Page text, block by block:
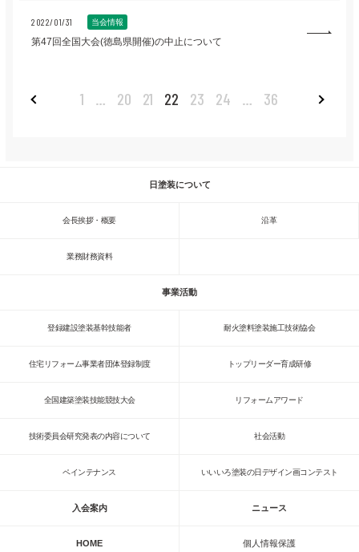
2022/01/31 当会情報
第47回全国大会(徳島県開催)の中止について
1 … 20 21 22 23 24 … 36
日塗装について
会長挨拶・概要 沿革
業務財務資料
事業活動
登録建設塗装基幹技能者 耐火塗料塗装施工技術協会
住宅リフォーム事業者団体登録制度 トップリーダー育成研修
全国建築塗装技能競技大会 リフォームアワード
技術委員会研究発表の内容について 社会活動
ペインテナンス いいいろ塗装の日デザイン画コンテスト
入会案内 ニュース
HOME 個人情報保護